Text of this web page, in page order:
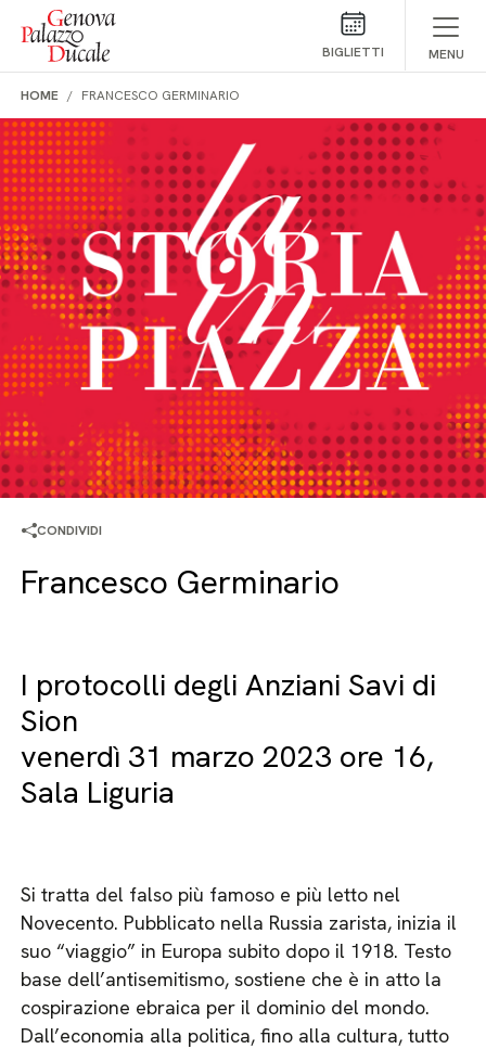
Salta al contenuto
BIGLIETTI MENU
HOME FRANCESCO GERMINARIO
CONDIVIDI
Francesco Germinario
I protocolli degli Anziani Savi di
Sion
venerdì 31 marzo 2023 ore 16,
Sala Liguria
Si tratta del falso più famoso e più letto nel
Novecento. Pubblicato nella Russia zarista, inizia il
suo “viaggio” in Europa subito dopo il 1918. Testo
base dell’antisemitismo, sostiene che è in atto la
cospirazione ebraica per il dominio del mondo.
Dall’economia alla politica, fino alla cultura, tutto